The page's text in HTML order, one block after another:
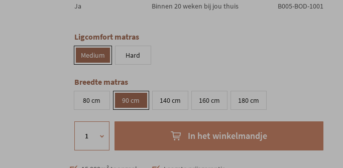
Ja Binnen 20 weken bij jou thuis B005-BOD-1001
Ligcomfort matras
Medium Hard
Breedte matras
80 cm 90 cm 140 cm 160 cm 180 cm
In het winkelmandje